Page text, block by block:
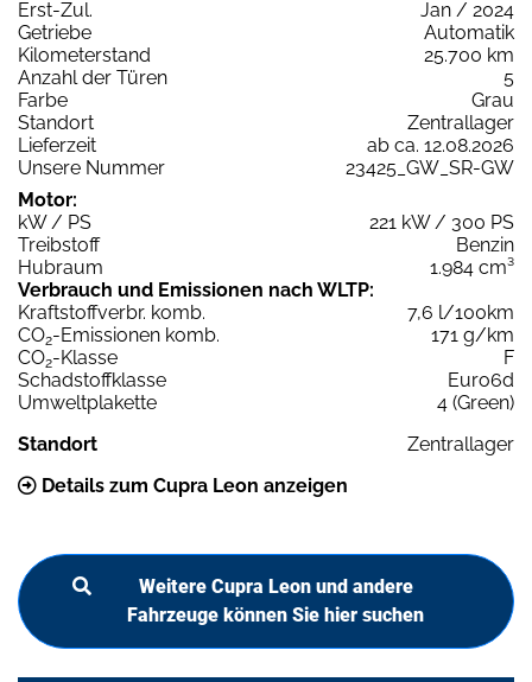
Erst-Zul.
Jan / 2024
Getriebe
Automatik
Kilometerstand
25.700 km
Anzahl der Türen
5
Farbe
Grau
Standort
Zentrallager
Lieferzeit
ab ca. 12.08.2026
Unsere Nummer
23425_GW_SR-GW
Motor:
kW / PS
221 kW / 300 PS
Treibstoff
Benzin
Hubraum
1.984 cm³
Verbrauch und Emissionen nach WLTP:
Kraftstoffverbr. komb.
7,6 l/100km
CO2-Emissionen komb.
171 g/km
CO2-Klasse
F
Schadstoffklasse
Euro6d
Umweltplakette
4 (Green)
Standort
Zentrallager
Details zum Cupra Leon anzeigen
Weitere Cupra Leon und andere
Fahrzeuge können Sie hier suchen